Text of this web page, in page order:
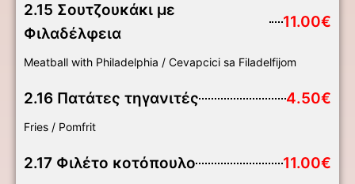
2.15 Σουτζουκάκι με
Φιλαδέλφεια
11.00€
Meatball with Philadelphia / Cevapcici sa Filadelfijom
2.16 Πατάτες τηγανιτές 4.50€
Fries / Pomfrit
2.17 Φιλέτο κοτόπουλο 11.00€